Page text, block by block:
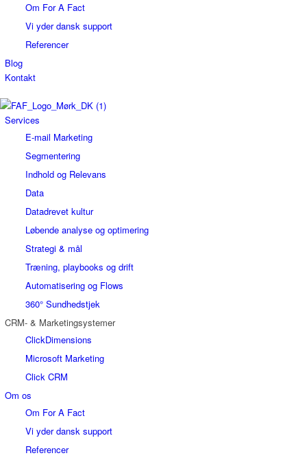
Om For A Fact
Vi yder dansk support
Referencer
Blog
Kontakt
Services
E-mail Marketing
Segmentering
Indhold og Relevans
Data
Datadrevet kultur
Løbende analyse og optimering
Strategi & mål
Træning, playbooks og drift
Automatisering og Flows
360° Sundhedstjek
CRM- & Marketingsystemer
ClickDimensions
Microsoft Marketing
Click CRM
Om os
Om For A Fact
Vi yder dansk support
Referencer